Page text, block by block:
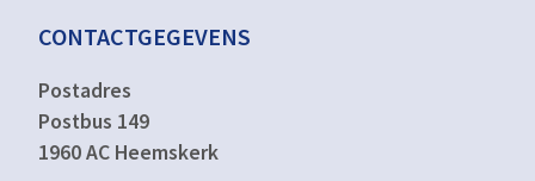
CONTACTGEGEVENS
Postadres
Postbus 149
1960 AC Heemskerk